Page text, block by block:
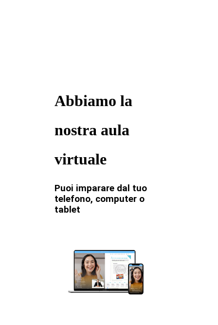
Abbiamo la
nostra aula
virtuale
Puoi imparare dal tuo
telefono, computer o
tablet